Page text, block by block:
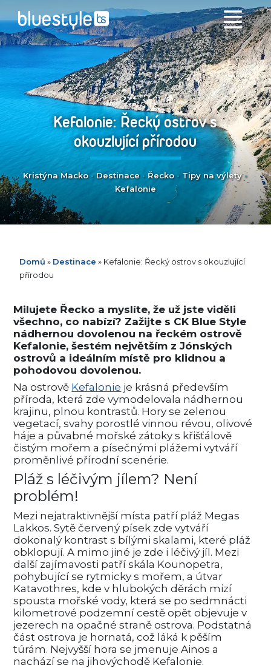
Kefalonie: Řecký ostrov s
okouzlující přírodou
Kristýna Macko•Destinace• Řecko• Tipy na výlety•
Kefalonie
Domů » Destinace » Kefalonie: Řecký ostrov s okouzlující
přírodou
Milujete Řecko a myslíte, že už jste viděli
všechno, co nabízí? Zažijte s CK Blue Style
nádhernou dovolenou na řeckém ostrově
Kefalonie, šestém největším z Jónských
ostrovů a ideálním místě pro klidnou a
pohodovou dovolenou.
Na ostrově Kefalonie je krásná především
příroda, která zde vymodelovala nádhernou
krajinu, plnou kontrastů. Hory se zelenou
vegetací, svahy porostlé vinnou révou, olivové
háje a půvabné mořské zátoky s křišťálově
čistým mořem a písečnými plážemi vytváří
proměnlivé přírodní scenérie.
Pláž s léčivým jílem? Není
problém!
Mezi nejatraktivnější místa patří pláž Megas
Lakkos. Sytě červený písek zde vytváří
dokonalý kontrast s bílými skalami, které pláž
obklopují. A mimo jiné je zde i léčivý jíl. Mezi
další zajímavosti patří skála Kounopetra,
pohybující se rytmicky s mořem, a útvar
Katavothres, kde v hlubokých děrách mizí
spousta mořské vody, která se po sedmnácti
kilometrové podzemní cestě opět objevuje v
jezerech na opačné straně ostrova. Podstatná
část ostrova je hornatá, což láká k pěším
túrám. Nejvyšší hora se jmenuje Ainos a
nachází se na jihovýchodě Kefalonie.